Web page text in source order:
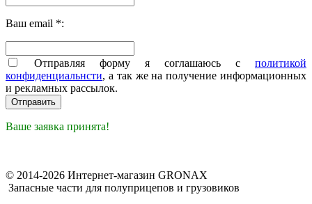
Ваш email *:
Отправляя форму я соглашаюсь с политикой
конфиденциальнсти, а так же на получение информационных
и рекламных рассылок.
Ваше заявка принята!
© 2014-2026 Интернет-магазин GRONAX
Запасные части для полуприцепов и грузовиков